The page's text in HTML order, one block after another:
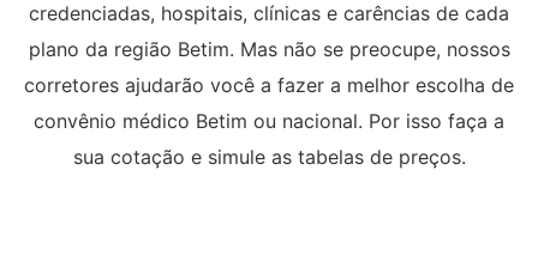
credenciadas, hospitais, clínicas e carências de cada
plano da região Betim. Mas não se preocupe, nossos
corretores ajudarão você a fazer a melhor escolha de
convênio médico Betim ou nacional. Por isso faça a
sua cotação e simule as tabelas de preços.